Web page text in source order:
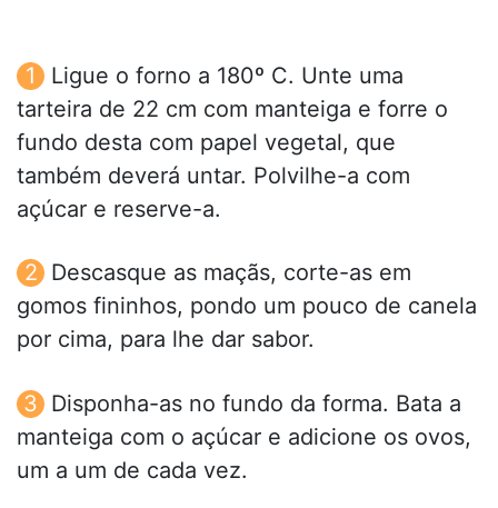
Ligue o forno a 180º C. Unte uma
tarteira de 22 cm com manteiga e forre o
fundo desta com papel vegetal, que
também deverá untar. Polvilhe-a com
açúcar e reserve-a.
Descasque as maçãs, corte-as em
gomos fininhos, pondo um pouco de canela
por cima, para lhe dar sabor.
Disponha-as no fundo da forma. Bata a
manteiga com o açúcar e adicione os ovos,
um a um de cada vez.